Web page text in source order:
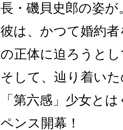
長・磯貝史郎の姿が
彼は、かつて婚約
の正体に迫ろうとし
そして、辿り着い
「第六感」少女と
ペンス開幕！